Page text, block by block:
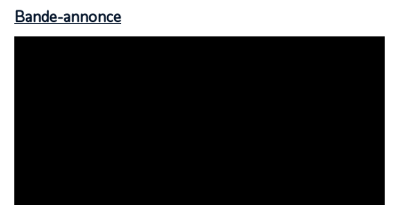
Bande-annonce